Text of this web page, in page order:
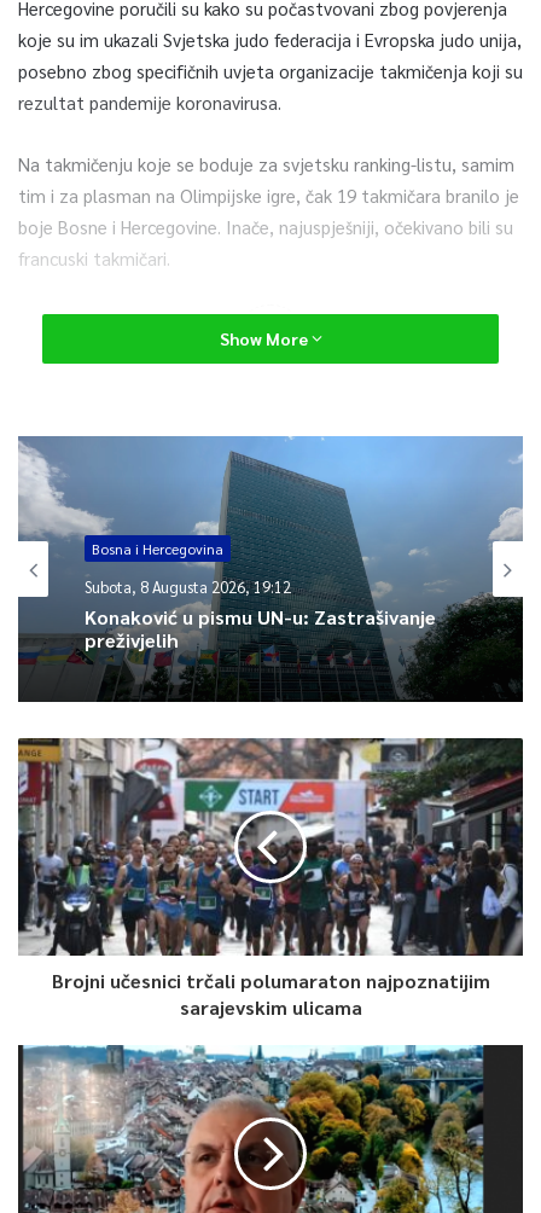
Hercegovine poručili su kako su počastvovani zbog povjerenja
koje su im ukazali Svjetska judo federacija i Evropska judo unija,
posebno zbog specifičnih uvjeta organizacije takmičenja koji su
rezultat pandemije koronavirusa.
Na takmičenju koje se boduje za svjetsku ranking-listu, samim
tim i za plasman na Olimpijske igre, čak 19 takmičara branilo je
boje Bosne i Hercegovine. Inače, najuspješniji, očekivano bili su
francuski takmičari.
0
Show More
Bosna i Hercegovina
Subota, 8 Augusta 2026, 19:12
Konaković u pismu UN-u: Zastrašivanje
preživjelih
Brojni učesnici trčali polumaraton najpoznatijim
sarajevskim ulicama